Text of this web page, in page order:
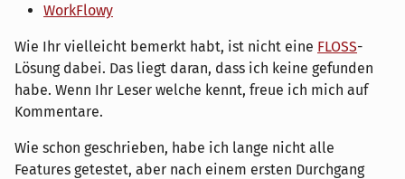
WorkFlowy
Wie Ihr vielleicht bemerkt habt, ist nicht eine FLOSS-
Lösung dabei. Das liegt daran, dass ich keine gefunden
habe. Wenn Ihr Leser welche kennt, freue ich mich auf
Kommentare.
Wie schon geschrieben, habe ich lange nicht alle
Features getestet, aber nach einem ersten Durchgang